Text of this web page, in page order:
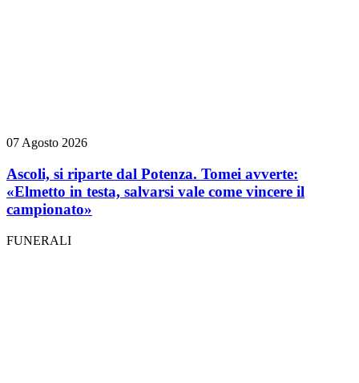
07 Agosto 2026
Ascoli, si riparte dal Potenza. Tomei avverte:
«Elmetto in testa, salvarsi vale come vincere il
campionato»
FUNERALI